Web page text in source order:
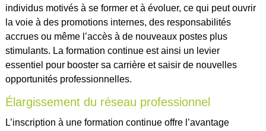
individus motivés à se former et à évoluer, ce qui peut ouvrir
la voie à des promotions internes, des responsabilités
accrues ou même l’accès à de nouveaux postes plus
stimulants. La formation continue est ainsi un levier
essentiel pour booster sa carrière et saisir de nouvelles
opportunités professionnelles.
Élargissement du réseau professionnel
L’inscription à une formation continue offre l’avantage